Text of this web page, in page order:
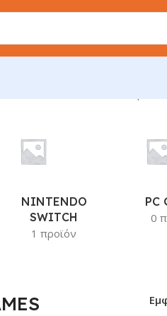
NINTENDO
SWITCH
1 προϊόν
PC
0